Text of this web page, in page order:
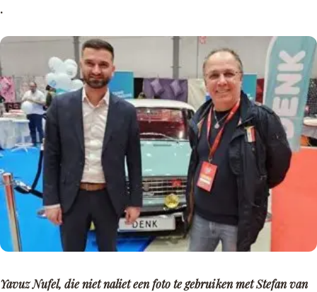
.
Yavuz Nufel, die niet naliet een foto te gebruiken met Stefan van